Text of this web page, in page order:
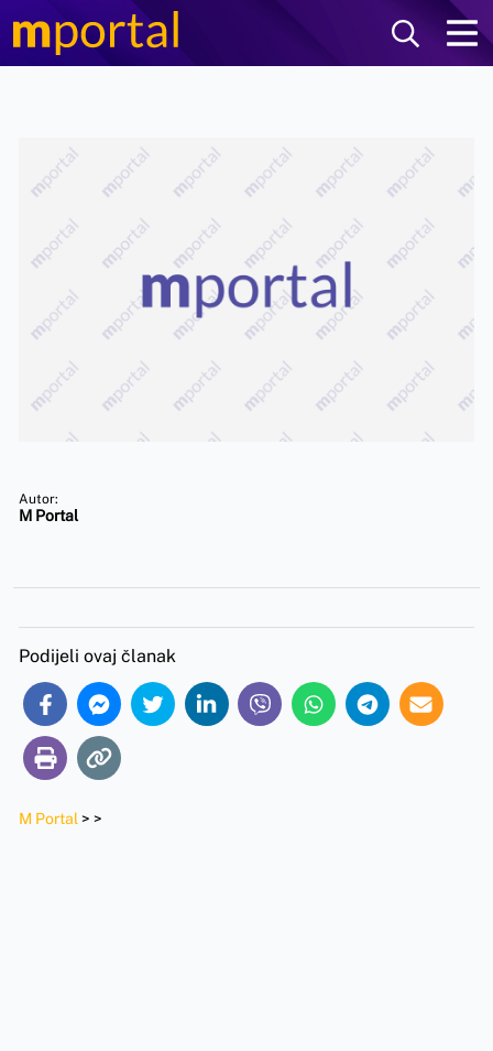
Autor:
M Portal
Podijeli ovaj članak
M Portal > >